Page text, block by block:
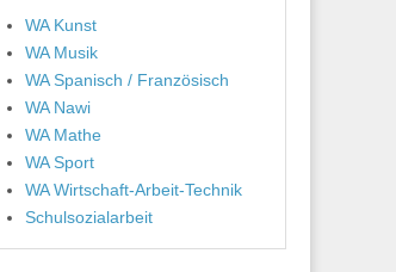
WA Kunst
WA Musik
WA Spanisch / Französisch
WA Nawi
WA Mathe
WA Sport
WA Wirtschaft-Arbeit-Technik
Schulsozialarbeit